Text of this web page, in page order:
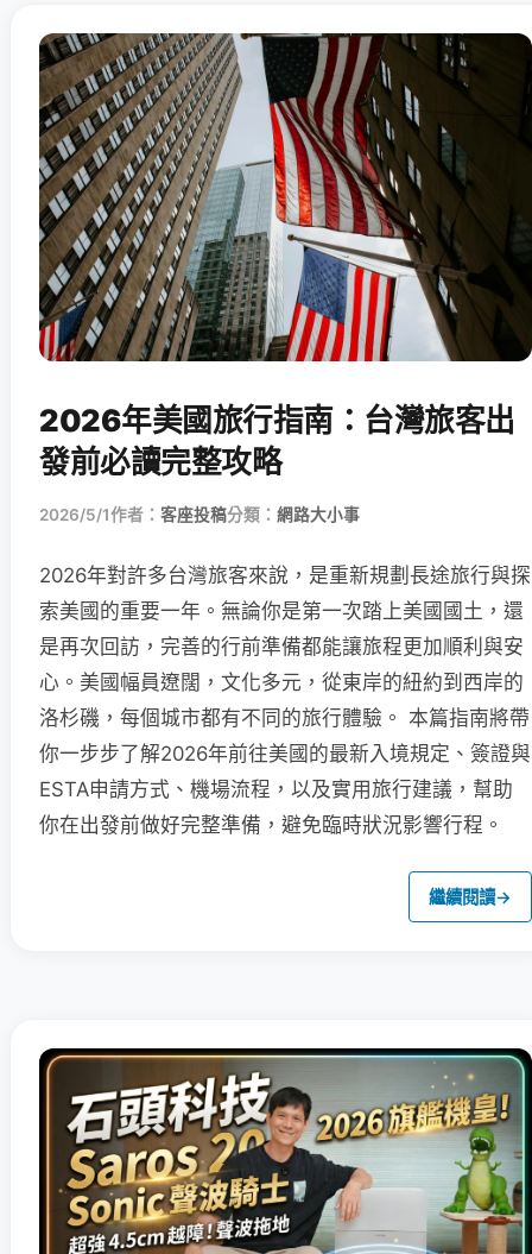
2026年美國旅行指南：台灣旅客出
發前必讀完整攻略
2026/5/1作者： 客座投稿分類： 網路大小事
2026年對許多台灣旅客來說，是重新規劃長途旅行與探
索美國的重要一年。無論你是第一次踏上美國國土，還
是再次回訪，完善的行前準備都能讓旅程更加順利與安
心。美國幅員遼闊，文化多元，從東岸的紐約到西岸的
洛杉磯，每個城市都有不同的旅行體驗。 本篇指南將帶
你一步步了解2026年前往美國的最新入境規定、簽證與
ESTA申請方式、機場流程，以及實用旅行建議，幫助
你在出發前做好完整準備，避免臨時狀況影響行程。
繼續閱讀→